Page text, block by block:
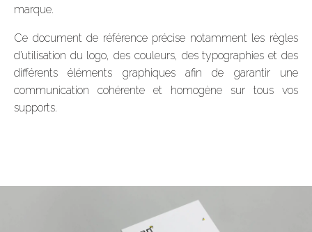
marque.
Ce document de référence précise notamment les règles
d’utilisation du logo, des couleurs, des typographies et des
différents éléments graphiques afin de garantir une
communication cohérente et homogène sur tous vos
supports.